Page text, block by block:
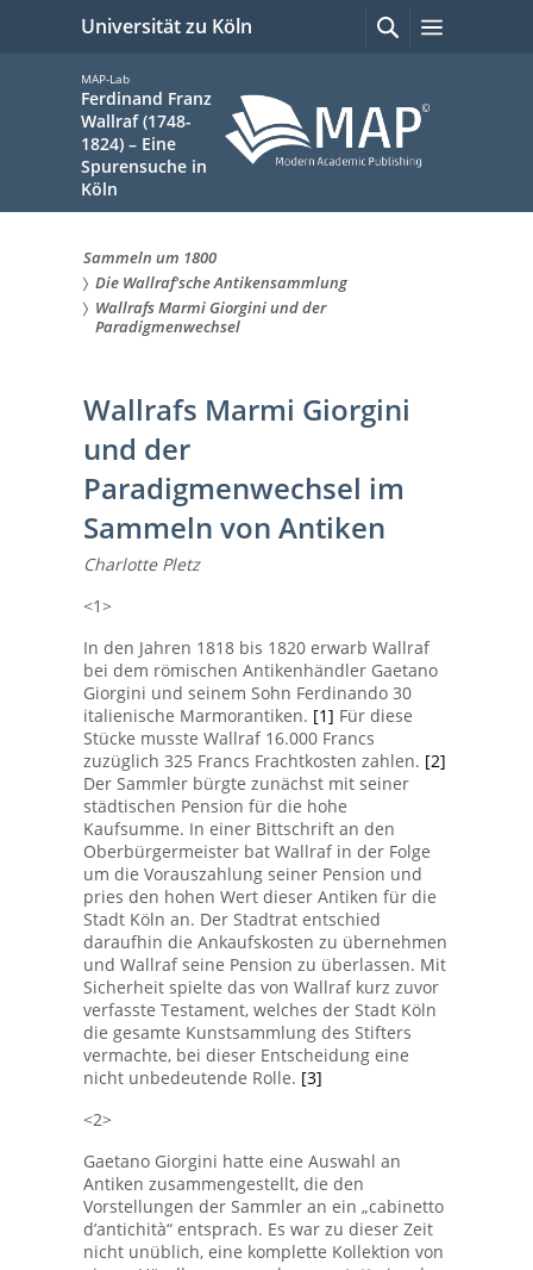
Universität zu Köln
Suchen
mit
MAP-Lab
Ferdinand Franz
Wallraf (1748-
1824) – Eine
Spurensuche in
Köln
Sie
sind
Sammeln um 1800
Die Wallraf'sche Antikensammlung
Wallrafs Marmi Giorgini und der
Paradigmenwechsel
Wallrafs Marmi Giorgini
und der
Paradigmenwechsel im
Sammeln von Antiken
Charlotte Pletz
<1>
In den Jahren 1818 bis 1820 erwarb Wallraf
bei dem römischen Antikenhändler Gaetano
Giorgini und seinem Sohn Ferdinando 30
italienische Marmorantiken. [1] Für diese
Stücke musste Wallraf 16.000 Francs
zuzüglich 325 Francs Frachtkosten zahlen. [2]
Der Sammler bürgte zunächst mit seiner
städtischen Pension für die hohe
Kaufsumme. In einer Bittschrift an den
Oberbürgermeister bat Wallraf in der Folge
um die Vorauszahlung seiner Pension und
pries den hohen Wert dieser Antiken für die
Stadt Köln an. Der Stadtrat entschied
daraufhin die Ankaufskosten zu übernehmen
und Wallraf seine Pension zu überlassen. Mit
Sicherheit spielte das von Wallraf kurz zuvor
verfasste Testament, welches der Stadt Köln
die gesamte Kunstsammlung des Stifters
vermachte, bei dieser Entscheidung eine
nicht unbedeutende Rolle. [3]
<2>
Gaetano Giorgini hatte eine Auswahl an
Antiken zusammengestellt, die den
Vorstellungen der Sammler an ein „cabinetto
d’antichità“ entsprach. Es war zu dieser Zeit
nicht unüblich, eine komplette Kollektion von